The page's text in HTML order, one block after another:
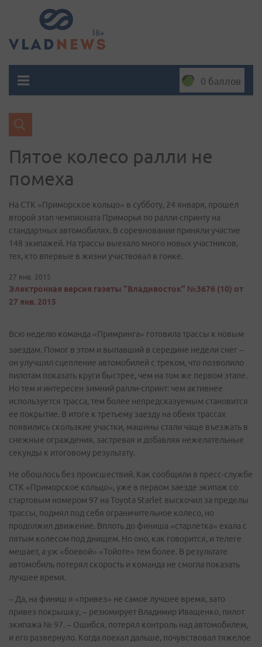
0 баллов
Пятое колесо ралли не
помеха
​На СТК «Приморское кольцо» в субботу, 24 января, прошел
второй этап чемпионата Приморья по ралли-спринту на
стандартных автомобилях. В соревновании приняли участие
148 экипажей. На трассы выехало много новых участников,
тех, кто впервые в жизни участвовал в гонке.
27 янв. 2015
Электронная версия газеты "Владивосток" №3676 (10) от
27 янв. 2015
Всю неделю команда «Примринга» готовила трассы к новым
заездам. Помог в этом и выпавший в середине недели снег –
он улучшил сцепление автомобилей с треком, что позволило
пилотам показать круги быстрее, чем на том же первом этапе.
Но тем и интересен зимний ралли-спринт: чем активнее
используется трасса, тем более непредсказуемым становится
ее покрытие. В итоге к третьему заезду на обеих трассах
появились скользкие участки, машины стали чаще въезжать в
снежные ограждения, застревая и добавляя нежелательные
секунды к итоговому результату.
Не обошлось без происшествий. Как сообщили в пресс-службе
СТК «Приморское кольцо», уже в первом заезде экипаж со
стартовым номером 97 на Toyota Starlet выскочил за пределы
трассы, подмял под себя ограничительное колесо, но
продолжил движение. Вплоть до финиша «старлетка» ехала с
пятым колесом под днищем. Но оно, как говорится, и телеге
мешает, а уж «боевой» «Тойоте» тем более. В результате
автомобиль потерял скорость и команда не смогла показать
лучшее время.
– Да, на финиш я «привез» не самое лучшее время, зато
привез покрышку, – резюмирует Владимир Иващенко, пилот
экипажа № 97. – Ошибся, потерял контроль над автомобилем,
и его развернуло. Когда поехал дальше, почувствовал тяжелое